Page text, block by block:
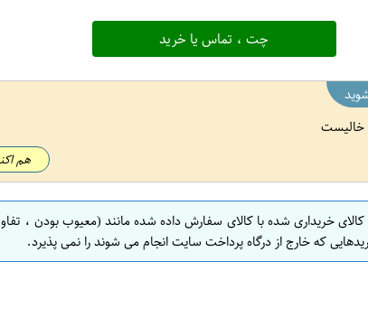
چت ، تماس یا خرید
خالیست
هم
خریداری شده با کالای سفارش داده شده مانند (معیوب بودن ،
که خارج از درگاه پرداخت سایت انجام می شوند را نمی پذیرد.